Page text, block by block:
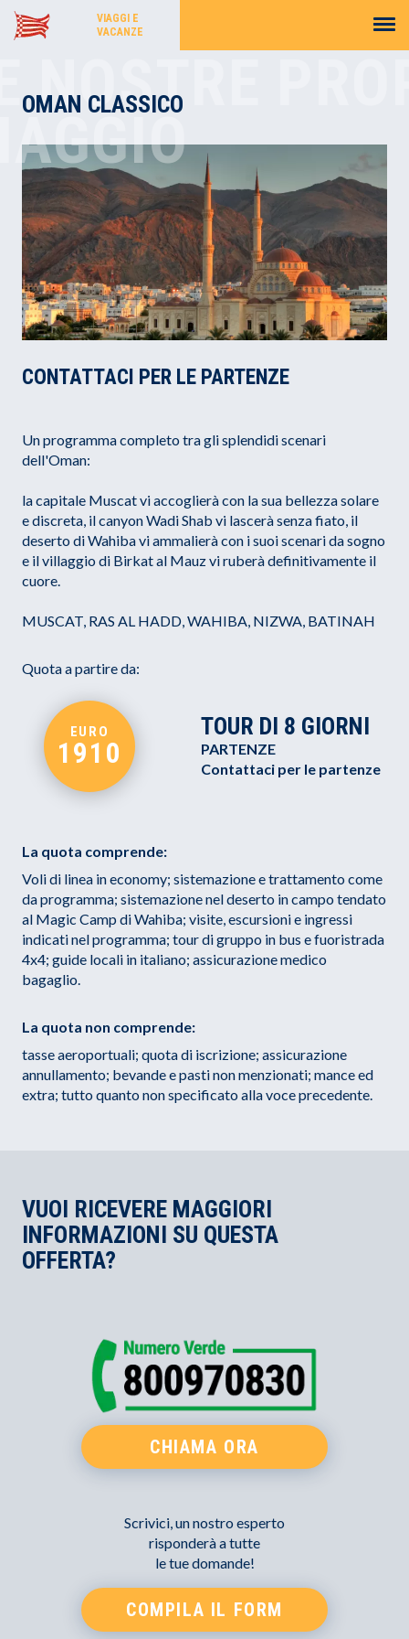
VIAGGI E
VACANZE
NOSTRE
OMAN CLASSICO
CONTATTACI PER LE PARTENZE
Un programma completo tra gli splendidi scenari
dell'Oman:
la capitale Muscat vi accoglierà con la sua bellezza solare
e discreta, il canyon Wadi Shab vi lascerà senza fiato, il
deserto di Wahiba vi ammalierà con i suoi scenari da sogno
e il villaggio di Birkat al Mauz vi ruberà definitivamente il
cuore.
MUSCAT, RAS AL HADD, WAHIBA, NIZWA, BATINAH
Quota a partire da:
EURO
1910
TOUR DI 8 GIORNI
PARTENZE
Contattaci per le partenze
La quota comprende:
Voli di linea in economy; sistemazione e trattamento come
da programma; sistemazione nel deserto in campo tendato
al Magic Camp di Wahiba; visite, escursioni e ingressi
indicati nel programma; tour di gruppo in bus e fuoristrada
4x4; guide locali in italiano; assicurazione medico
bagaglio.
La quota non comprende:
tasse aeroportuali; quota di iscrizione; assicurazione
annullamento; bevande e pasti non menzionati; mance ed
extra; tutto quanto non specificato alla voce precedente.
VUOI RICEVERE MAGGIORI
INFORMAZIONI SU QUESTA
OFFERTA?
CHIAMA ORA
Scrivici, un nostro esperto
risponderà a tutte
le tue domande!
COMPILA IL FORM